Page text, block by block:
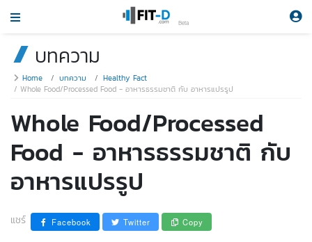
Beta
บทความ
Home บทความ
Healthy Fact
Whole Food/Processed Food - อาหารธรรมชาติ กับ อาหารแปรรูป
Whole Food/Processed
Food - อาหารธรรมชาติ กับ
อาหารแปรรูป
แชร์ Facebook Twitter Copy